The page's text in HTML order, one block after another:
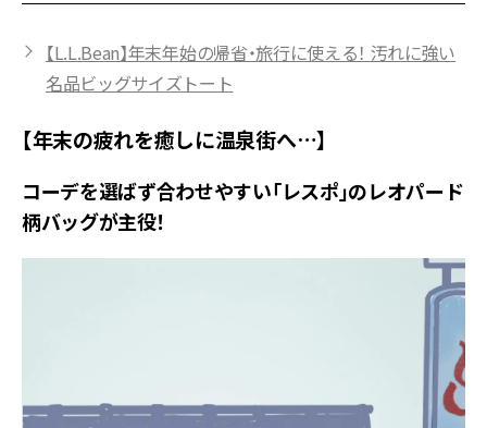
【L.L.Bean】年末年始の帰省・旅行に使える！ 汚れに強い
名品ビッグサイズトート
【年末の疲れを癒しに温泉街へ…】
コーデを選ばず合わせやすい「レスポ」のレオパード
柄バッグが主役！